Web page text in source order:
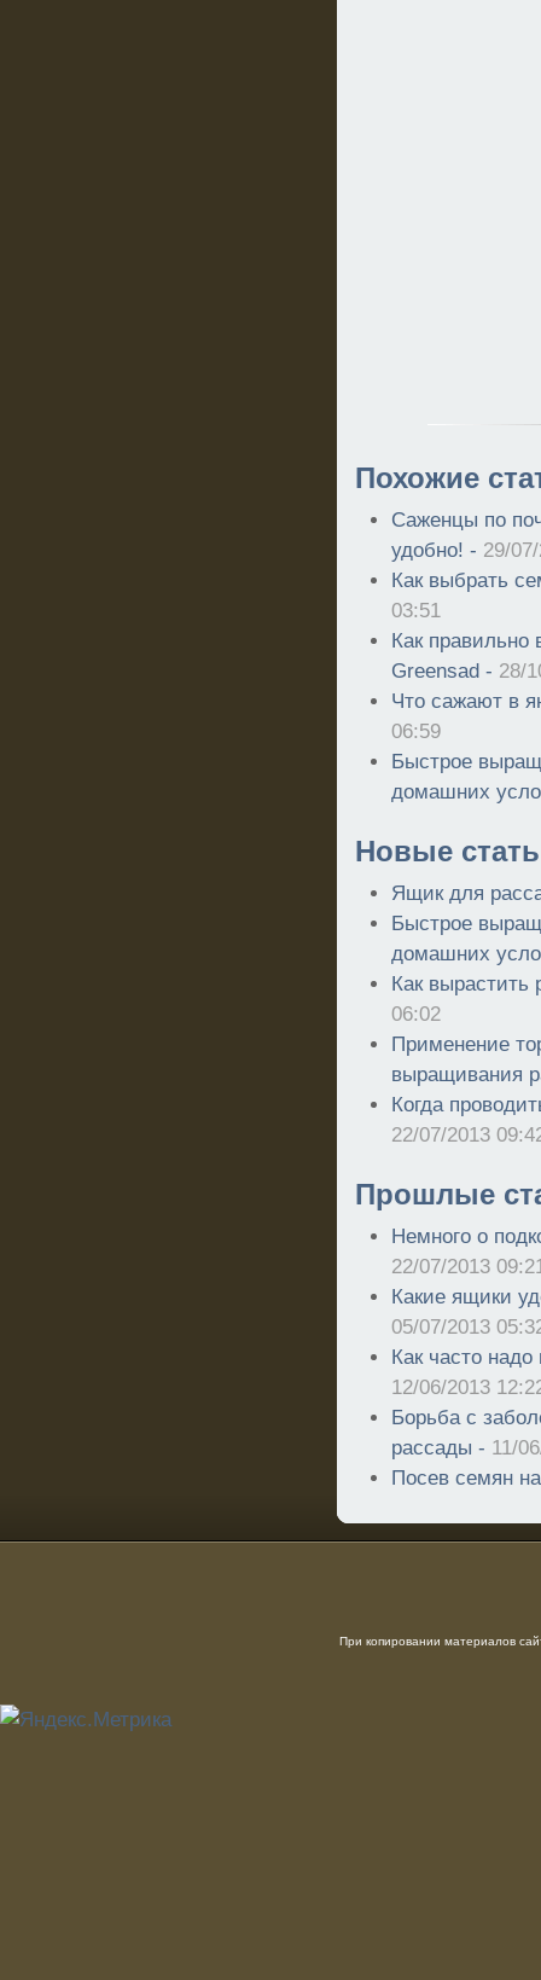
Похожие
Саженцы по
удобно! - 29/
Как выбрать
03:51
Как
Greensad - 28/
Что сажают в
06:59
Быстрое
домашних
Новые
Ящик для
Быстрое
домашних
Как вырастить
06:02
Применение
выращивания
Когда
22/07/2013
Прошлые
Немного о
22/07/2013
Какие ящики
05/07/2013
Как часто
12/06/2013
Борьба с
рассады - 11/
Посев семян
При копировании материалов